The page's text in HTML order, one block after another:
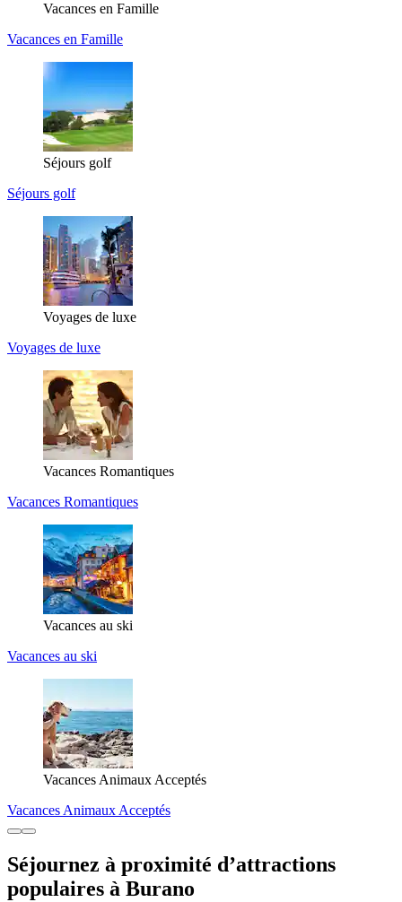
Vacances en Famille
Vacances en Famille
Séjours golf
Séjours golf
Voyages de luxe
Voyages de luxe
Vacances Romantiques
Vacances Romantiques
Vacances au ski
Vacances au ski
Vacances Animaux Acceptés
Vacances Animaux Acceptés
Séjournez à proximité d’attractions
populaires à Burano